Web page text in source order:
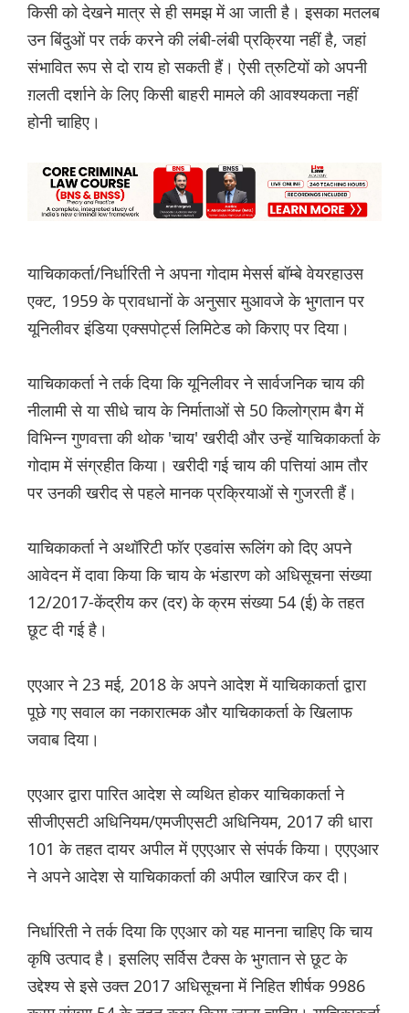
किसी को देखने मात्र से ही समझ में आ जाती है। इसका मतलब
उन बिंदुओं पर तर्क करने की लंबी-लंबी प्रक्रिया नहीं है, जहां
संभावित रूप से दो राय हो सकती हैं। ऐसी त्रुटियों को अपनी
ग़लती दर्शाने के लिए किसी बाहरी मामले की आवश्यकता नहीं
होनी चाहिए।
याचिकाकर्ता/निर्धारिती ने अपना गोदाम मेसर्स बॉम्बे वेयरहाउस
एक्ट, 1959 के प्रावधानों के अनुसार मुआवजे के भुगतान पर
यूनिलीवर इंडिया एक्सपोर्ट्स लिमिटेड को किराए पर दिया।
याचिकाकर्ता ने तर्क दिया कि यूनिलीवर ने सार्वजनिक चाय की
नीलामी से या सीधे चाय के निर्माताओं से 50 किलोग्राम बैग में
विभिन्न गुणवत्ता की थोक 'चाय' खरीदी और उन्हें याचिकाकर्ता के
गोदाम में संग्रहीत किया। खरीदी गई चाय की पत्तियां आम तौर
पर उनकी खरीद से पहले मानक प्रक्रियाओं से गुजरती हैं।
याचिकाकर्ता ने अथॉरिटी फॉर एडवांस रूलिंग को दिए अपने
आवेदन में दावा किया कि चाय के भंडारण को अधिसूचना संख्या
12/2017-केंद्रीय कर (दर) के क्रम संख्या 54 (ई) के तहत
छूट दी गई है।
एएआर ने 23 मई, 2018 के अपने आदेश में याचिकाकर्ता द्वारा
पूछे गए सवाल का नकारात्मक और याचिकाकर्ता के खिलाफ
जवाब दिया।
एएआर द्वारा पारित आदेश से व्यथित होकर याचिकाकर्ता ने
सीजीएसटी अधिनियम/एमजीएसटी अधिनियम, 2017 की धारा
101 के तहत दायर अपील में एएएआर से संपर्क किया। एएएआर
ने अपने आदेश से याचिकाकर्ता की अपील खारिज कर दी।
निर्धारिती ने तर्क दिया कि एएआर को यह मानना चाहिए कि चाय
कृषि उत्पाद है। इसलिए सर्विस टैक्स के भुगतान से छूट के
उद्देश्य से इसे उक्त 2017 अधिसूचना में निहित शीर्षक 9986